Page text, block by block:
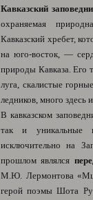
Кавказский
охраняемая
Кавказский хребет,
на юго-восток, —
природы Кавказа. Его
луга, скалистые
ледников, много здесь
В кавказском
так и уникальные
исключительно на
прошлом являлся
М.Ю. Лермонтова
герой поэмы Шота